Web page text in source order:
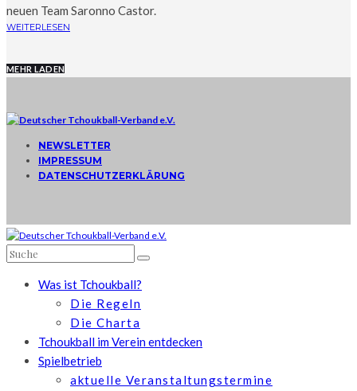
neuen Team Saronno Castor.
WEITERLESEN
MEHR LADEN
NEWSLETTER
IMPRESSUM
DATENSCHUTZERKLÄRUNG
Was ist Tchoukball?
Die Regeln
Die Charta
Tchoukball im Verein entdecken
Spielbetrieb
aktuelle Veranstaltungstermine